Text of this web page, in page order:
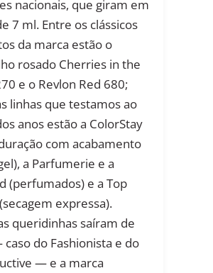
nacionais, que giram em
7 ml. Entre os clássicos
da marca estão o
rosado Cherries in the
e o Revlon Red 680;
linhas que testamos ao
anos estão a ColorStay
com acabamento
a Parfumerie e a
(perfumados) e a Top
expressa).
queridinhas saíram de
do Fashionista e do
— e a marca